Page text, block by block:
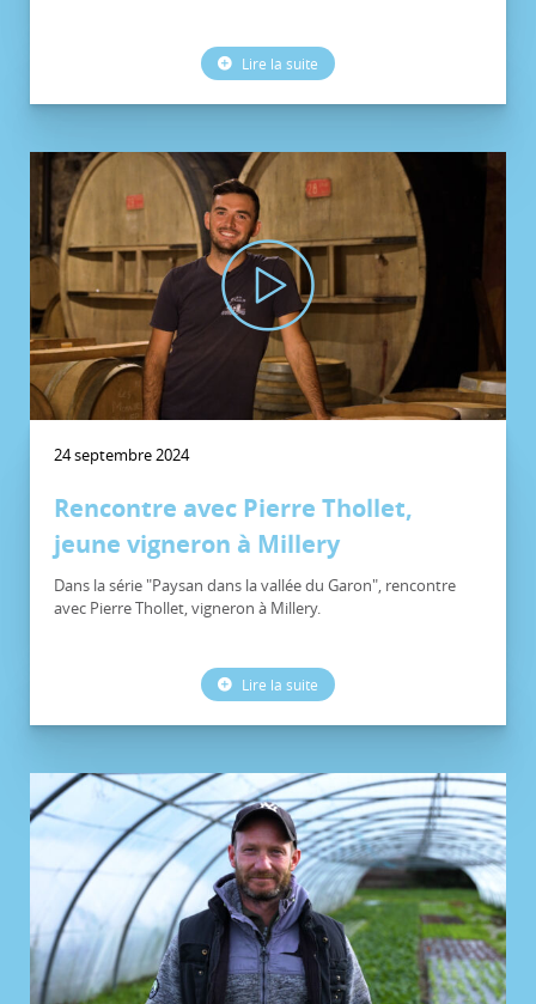
Lire la suite
24 septembre 2024
Rencontre avec Pierre Thollet,
jeune vigneron à Millery
Dans la série "Paysan dans la vallée du Garon", rencontre
avec Pierre Thollet, vigneron à Millery.
Lire la suite